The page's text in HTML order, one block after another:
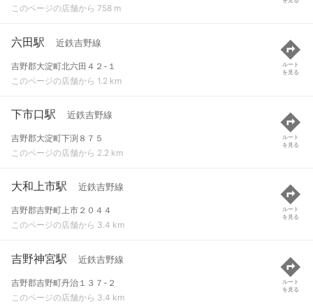
このページの店舗から 758 m
六田駅 近鉄吉野線
吉野郡大淀町北六田４２-１
このページの店舗から 1.2 km
ルート
を見る
下市口駅 近鉄吉野線
吉野郡大淀町下渕８７５
このページの店舗から 2.2 km
ルート
を見る
大和上市駅 近鉄吉野線
吉野郡吉野町上市２０４４
このページの店舗から 3.4 km
ルート
を見る
吉野神宮駅 近鉄吉野線
吉野郡吉野町丹治１３７-２
このページの店舗から 3.4 km
ルート
を見る